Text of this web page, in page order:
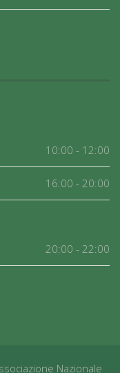
10:00 - 12:00
16:00 - 20:00
20:00 - 22:00
Nazionale